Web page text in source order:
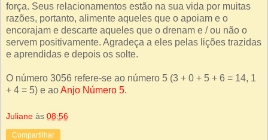
força. Seus relacionamentos estão na sua vida por muitas
razões, portanto, alimente aqueles que o apoiam e o
encorajam e descarte aqueles que o drenam e / ou não o
servem positivamente. Agradeça a eles pelas lições trazidas
e aprendidas e depois os solte.
O número 3056 refere-se ao número 5 (3 + 0 + 5 + 6 = 14, 1
+ 4 = 5) e aoAnjo Número 5.
Juliane às 08:56
Compartilhar